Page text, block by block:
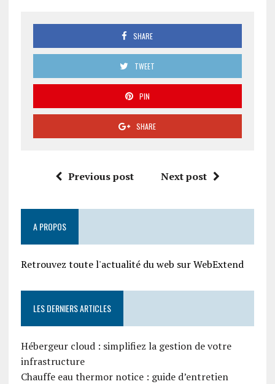
SHARE
TWEET
PIN
SHARE
Previous post Next post
A PROPOS
Retrouvez toute l'actualité du web sur WebExtend
LES DERNIERS ARTICLES
Hébergeur cloud : simplifiez la gestion de votre
infrastructure
Chauffe eau thermor notice : guide d’entretien